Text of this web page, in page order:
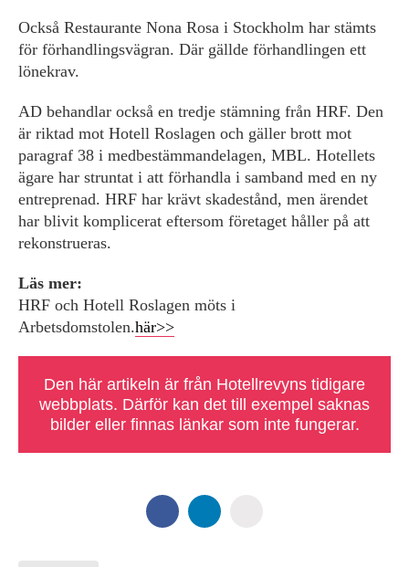
Också Restaurante Nona Rosa i Stockholm har stämts
för förhandlingsvägran. Där gällde förhandlingen ett
lönekrav.
AD behandlar också en tredje stämning från HRF. Den
är riktad mot Hotell Roslagen och gäller brott mot
paragraf 38 i medbestämmandelagen, MBL. Hotellets
ägare har struntat i att förhandla i samband med en ny
entreprenad. HRF har krävt skadestånd, men ärendet
har blivit komplicerat eftersom företaget håller på att
rekonstrueras.
Läs mer:
HRF och Hotell Roslagen möts i
Arbetsdomstolen.här>>
Den här artikeln är från Hotellrevyns tidigare
webbplats. Därför kan det till exempel saknas
bilder eller finnas länkar som inte fungerar.